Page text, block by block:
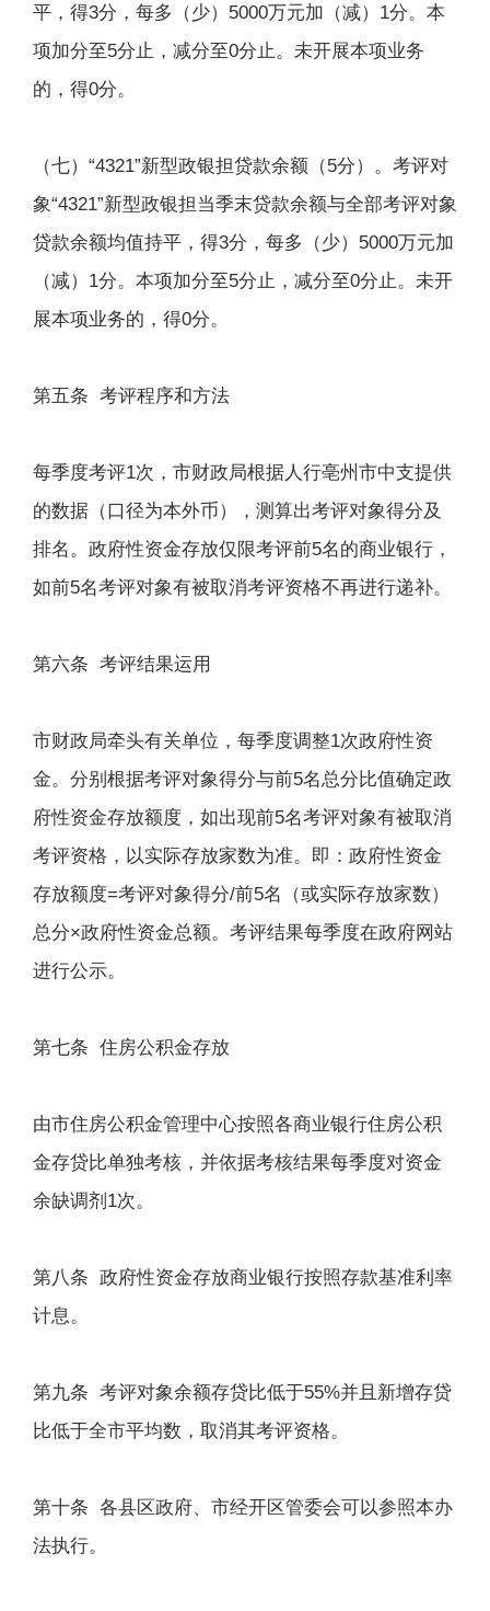
平，得3分，每多（少）5000万元加（减）1分。本
项加分至5分止，减分至0分止。未开展本项业务
的，得0分。
（七）“4321”新型政银担贷款余额（5分）。考评对
象“4321”新型政银担当季末贷款余额与全部考评对象
贷款余额均值持平，得3分，每多（少）5000万元加
（减）1分。本项加分至5分止，减分至0分止。未开
展本项业务的，得0分。
第五条 考评程序和方法
每季度考评1次，市财政局根据人行亳州市中支提供
的数据（口径为本外币），测算出考评对象得分及
排名。政府性资金存放仅限考评前5名的商业银行，
如前5名考评对象有被取消考评资格不再进行递补。
第六条 考评结果运用
市财政局牵头有关单位，每季度调整1次政府性资
金。分别根据考评对象得分与前5名总分比值确定政
府性资金存放额度，如出现前5名考评对象有被取消
考评资格，以实际存放家数为准。即：政府性资金
存放额度=考评对象得分/前5名（或实际存放家数）
总分×政府性资金总额。考评结果每季度在政府网站
进行公示。
第七条 住房公积金存放
由市住房公积金管理中心按照各商业银行住房公积
金存贷比单独考核，并依据考核结果每季度对资金
余缺调剂1次。
第八条 政府性资金存放商业银行按照存款基准利率
计息。
第九条 考评对象余额存贷比低于55%并且新增存贷
比低于全市平均数，取消其考评资格。
第十条 各县区政府、市经开区管委会可以参照本办
法执行。